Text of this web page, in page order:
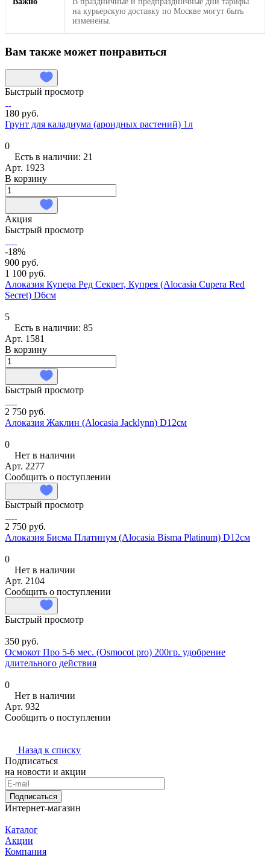
на курьерскую доставку по Москве могут быть
изменены.
Вам также может понравиться
Быстрый просмотр
180 руб.
Грунт для каладиума (ароидных растений) 1л
0
Есть в наличии: 21
Арт. 1923
В корзину
Акция
Быстрый просмотр
-18%
900 руб.
1 100 руб.
Алоказия Купера Ред Секрет, Купрея (Alocasia Cupera Red
Secret) D6см
5
Есть в наличии: 85
Арт. 1581
В корзину
Быстрый просмотр
2 750 руб.
Алоказия Жаклин (Alocasia Jacklynn) D12см
0
Нет в наличии
Арт. 2277
Сообщить о поступлении
Быстрый просмотр
2 750 руб.
Алоказия Бисма Платинум (Alocasia Bisma Platinum) D12см
0
Нет в наличии
Арт. 2104
Сообщить о поступлении
Быстрый просмотр
350 руб.
Осмокот Про 5-6 мес. (Osmocot pro) 200гр. удобрение
длительного действия
0
Нет в наличии
Арт. 932
Сообщить о поступлении
Назад к списку
Подписаться
на новости и акции
Подписаться
Интернет-магазин
Каталог
Акции
Компания